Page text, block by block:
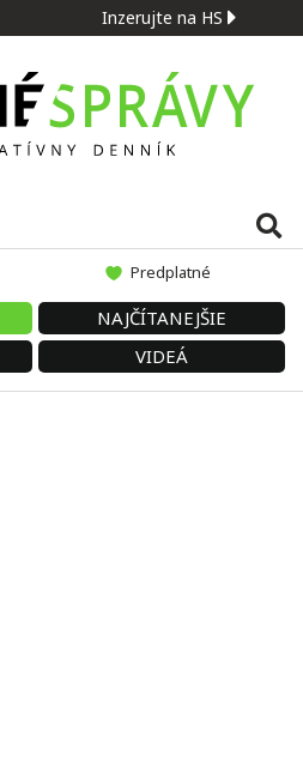
Inzerujte na HS
Predplatné
NAJČÍTANEJŠIE
VIDEÁ